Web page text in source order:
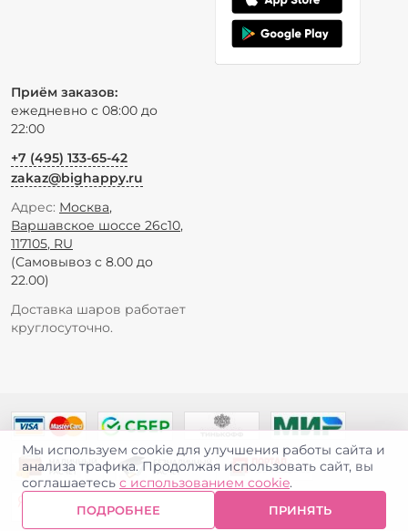
Приём заказов:
ежедневно с 08:00 до
22:00
+7 (495) 133-65-42
zakaz@bighappy.ru
Адрес: Москва,
Варшавское шоссе 26с10,
117105, RU
(Самовывоз с 8.00 до
22.00)
Доставка шаров работает
круглосуточно.
Мы используем cookie для улучшения работы сайта и
анализа трафика. Продолжая использовать сайт, вы
соглашаетесь с использованием cookie.
ПОДРОБНЕЕ ПРИНЯТЬ